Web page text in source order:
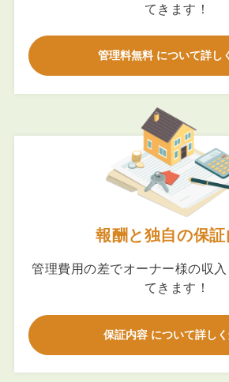
てきます！
管理料無料 について詳し
報酬と独自の保証
管理費用の差でオーナー様の収
てきます！
保証内容 について詳し